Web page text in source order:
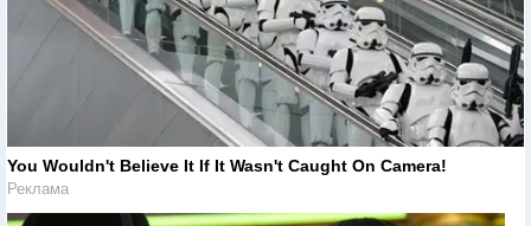
You Wouldn't Believe It If It Wasn't Caught On Camera!
Реклама